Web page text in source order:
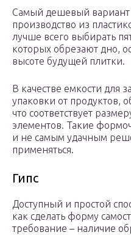
Самый дешевый вариант
производство из
лучше всего выбирать
которых обрезают дно,
высоте будущей плитки.
В качестве емкости для
упаковки от продуктов,
что соответствует
элементов. Такие
и не самым удачным
применяться.
Гипс
Доступный и простой
как сделать форму
требование – наличие